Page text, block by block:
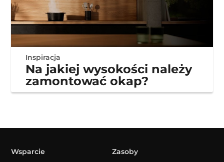
Inspiracja
Na jakiej wysokości należy
zamontować okap?
Wsparcie Zasoby